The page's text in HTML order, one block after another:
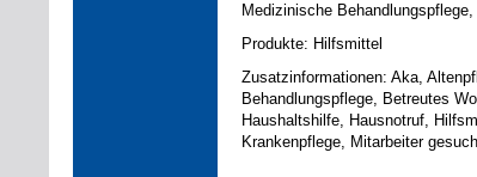
Medizinische
Produkte: Hilfsmittel
Zusatzinformationen: Aka,
Behandlungspflege, Betreutes
Haushaltshilfe, Hausnotruf,
Krankenpflege, Mitarbeiter